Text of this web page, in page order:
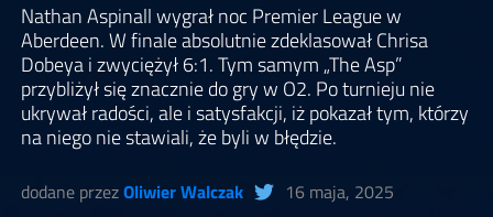
Nathan Aspinall wygrał noc Premier League w
Aberdeen. W finale absolutnie zdeklasował Chrisa
Dobeya i zwyciężył 6:1. Tym samym „The Asp”
przybliżył się znacznie do gry w O2. Po turnieju nie
ukrywał radości, ale i satysfakcji, iż pokazał tym, którzy
na niego nie stawiali, że byli w błędzie.
dodane przezOliwier Walczak 16 maja, 2025